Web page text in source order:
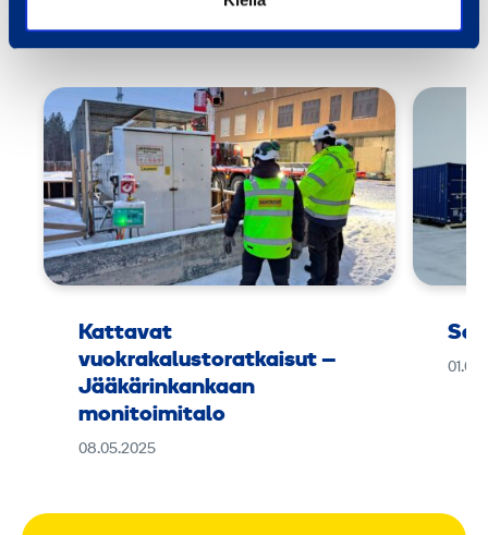
Kattavat
vuokrakalustoratkaisut –
Jääkärinkankaan
monitoimitalo
08.05.2025